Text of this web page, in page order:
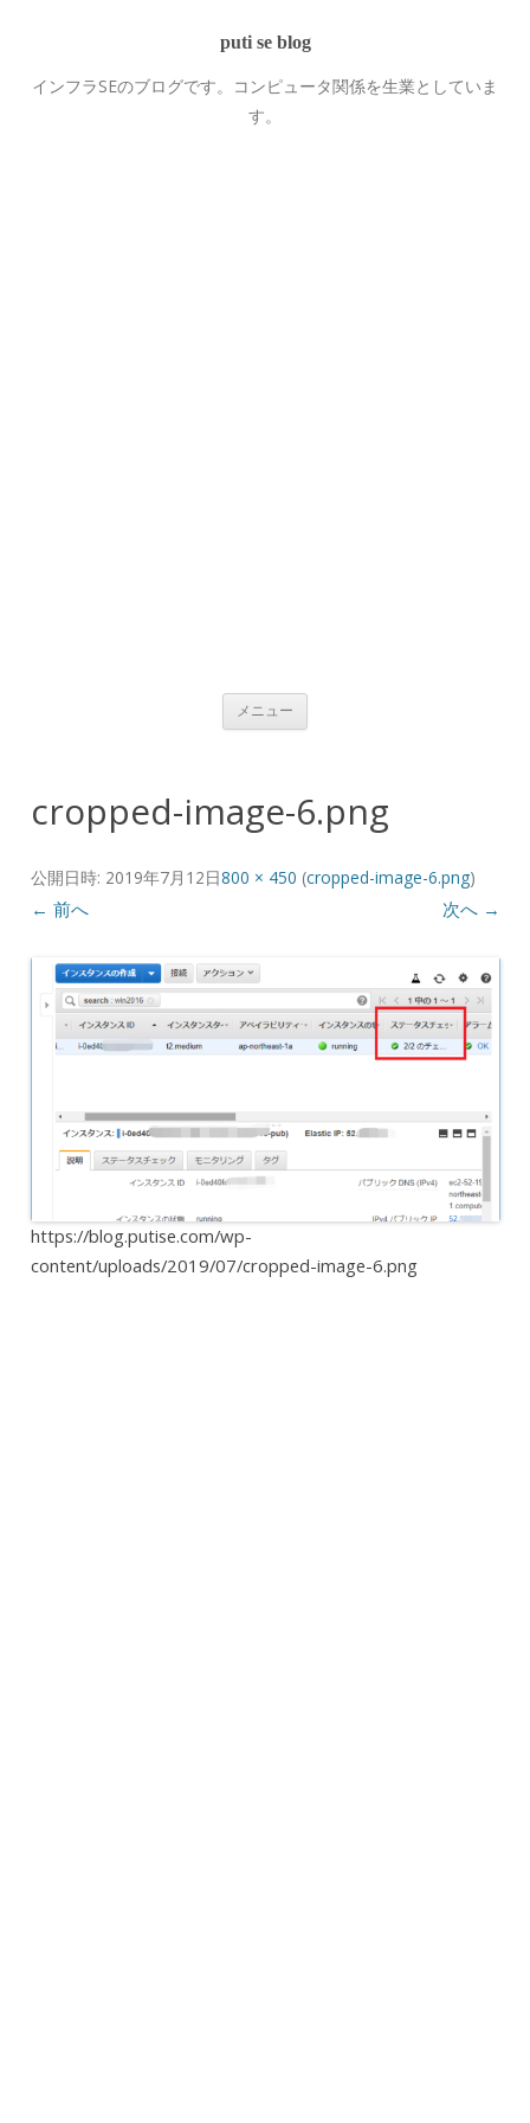
puti se blog
インフラSEのブログです。コンピュータ関係を生業としていま
す。
メニュー コンテンツへ移動
cropped-image-6.png
公開日時: 2019年7月12日800 × 450 (cropped-image-6.png)
← 前へ 次へ →
https://blog.putise.com/wp-
content/uploads/2019/07/cropped-image-6.png